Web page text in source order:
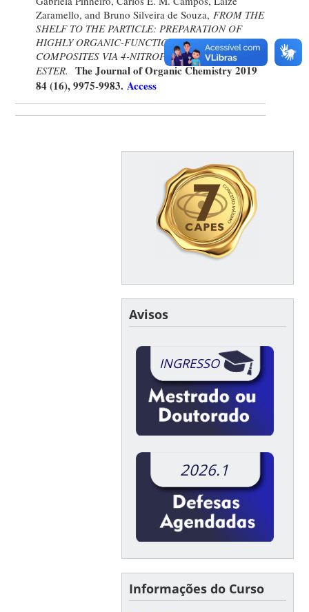
Zaramello, and Bruno Silveira de Souza, FROM THE
SHELF TO THE PARTICLE: PREPARATION OF
HIGHLY ORGANIC-FUNCTIONALIZED MAGNETIC
COMPOSITES VIA 4-NITROPHENYL REACTIVE
ESTER.
The Journal of Organic Chemistry 2019
84 (16), 9975-9983.Access
Avisos
INGRESSO
2026.1
Informações do Curso